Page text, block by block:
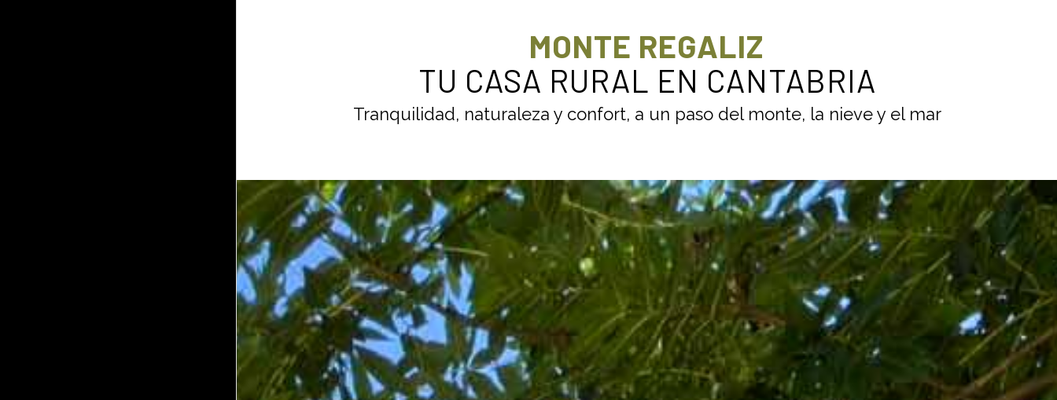
MONTE REGALIZ
TU CASA RURAL EN CANTABRIA
Tranquilidad, naturaleza y confort, a un paso del monte, la nieve y el mar